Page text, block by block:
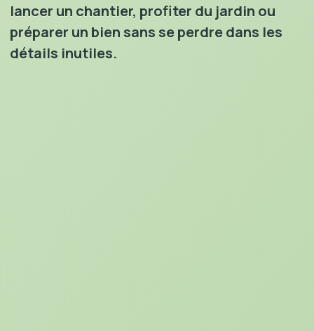
lancer un chantier, profiter du jardin ou
préparer un bien sans se perdre dans les
détails inutiles.